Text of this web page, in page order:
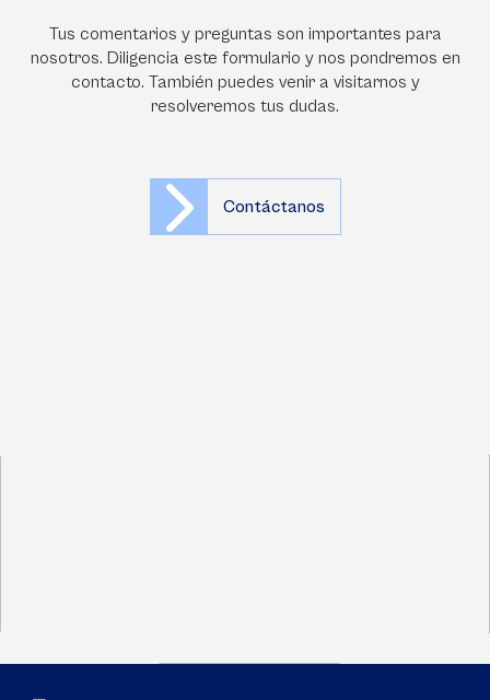
Tus comentarios y preguntas son importantes para
nosotros. Diligencia este formulario y nos pondremos en
contacto. También puedes venir a visitarnos y
resolveremos tus dudas.
Contáctanos